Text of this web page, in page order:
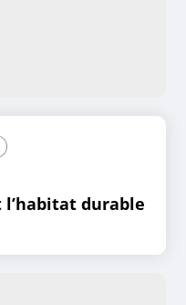
l’habitat durable